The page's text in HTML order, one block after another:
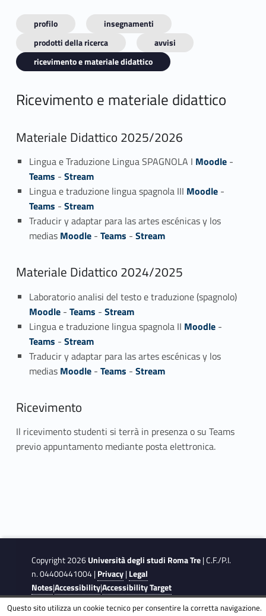
profilo
insegnamenti
prodotti della ricerca
avvisi
ricevimento e materiale didattico
Ricevimento e materiale didattico
Materiale Didattico 2025/2026
Lingua e Traduzione Lingua SPAGNOLA I Moodle-
Teams - Stream
Lingua e traduzione lingua spagnola III Moodle-
Teams - Stream
Traducir y adaptar para las artes escénicas y los
medias Moodle- Teams - Stream
Materiale Didattico 2024/2025
Laboratorio analisi del testo e traduzione (spagnolo)
Moodle- Teams - Stream
Lingua e traduzione lingua spagnola II Moodle-
Teams - Stream
Traducir y adaptar para las artes escénicas y los
medias Moodle- Teams - Stream
Ricevimento
Il ricevimento studenti si terrà in presenza o su Teams
previo appuntamento mediante posta elettronica.
Copyright 2026Università degli studi Roma Tre| C.F./P.I.
n. 04400441004 |Privacy|Legal
Notes|Accessibility|Accessibility Target
Questo sito utilizza un cookie tecnico per consentire la corretta navigazione.